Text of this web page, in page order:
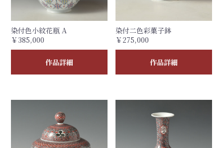
染付色小紋花瓶 A
￥385,000
作品詳細
染付二色彩菓子鉢
￥275,000
作品詳細